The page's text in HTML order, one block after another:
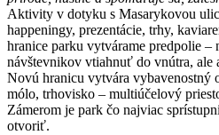
Aktivity v dotyku s Masarykovou
happeningy, prezentácie, trhy,
hranice parku vytvárame predpolie –
návštevnikov vtiahnuť do vnútra,
Novú hranicu vytvára vybavenostný
mólo, trhovisko – multiúčelový
Zámerom je park čo najviac
otvoriť.